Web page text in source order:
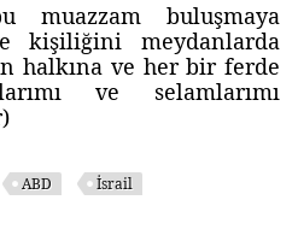
muazzam buluşmaya
kişiliğini meydanlarda
halkına ve her bir ferde
ve selamlarımı
ABD
İsrail